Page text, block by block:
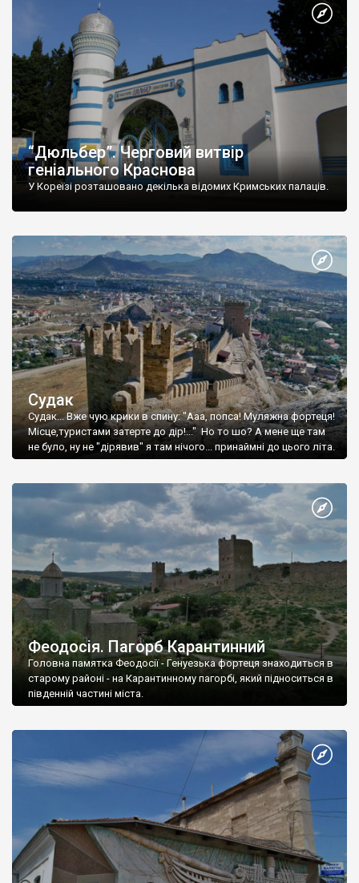
“Дюльбер”. Черговий витвір
геніального Краснова
У Кореїзі розташовано декілька відомих Кримських палаців.
Судак
Судак... Вже чую крики в спину: "Ааа, попса! Муляжна фортеця!
Місце,туристами затерте до дір!..." Но то шо? А мене ще там
не було, ну не "дірявив" я там нічого... принаймні до цього літа.
Феодосія. Пагорб Карантинний
Головна памятка Феодосії - Генуезька фортеця знаходиться в
старому районі - на Карантинному пагорбі, який підноситься в
південній частині міста.